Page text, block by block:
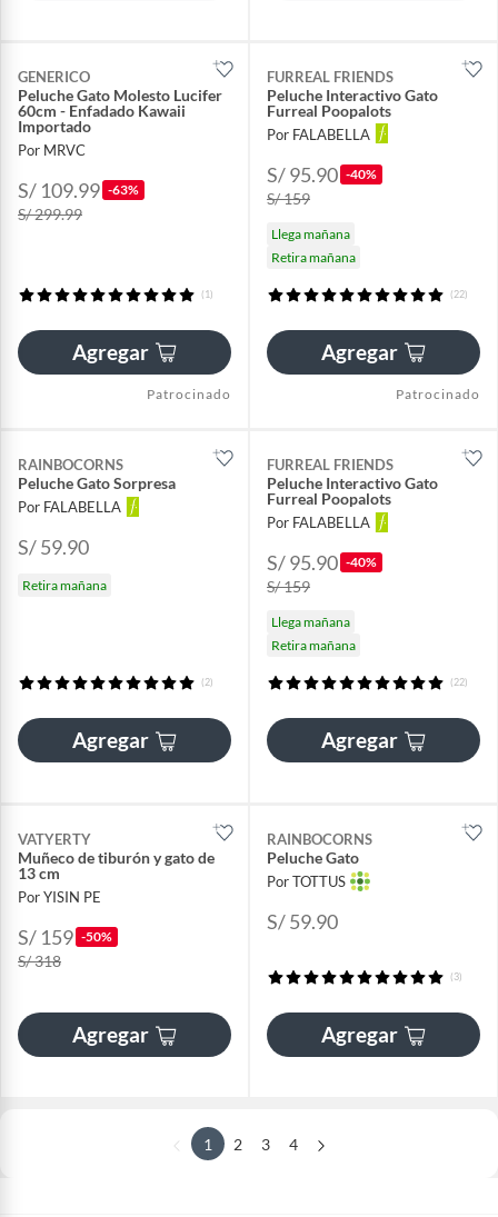
GENERICO
Peluche Gato Molesto Lucifer
60cm - Enfadado Kawaii
Importado
Por MRVC
S/ 109.99 -63%
S/ 299.99
(1)
Agregar
Patrocinado
FURREAL FRIENDS
Peluche Interactivo Gato
Furreal Poopalots
Por FALABELLA
S/ 95.90 -40%
S/ 159
Llega mañana
Retira mañana
(22)
Agregar
Patrocinado
RAINBOCORNS
Peluche Gato Sorpresa
Por FALABELLA
S/ 59.90
Retira mañana
(2)
Agregar
FURREAL FRIENDS
Peluche Interactivo Gato
Furreal Poopalots
Por FALABELLA
S/ 95.90 -40%
S/ 159
Llega mañana
Retira mañana
(22)
Agregar
VATYERTY
Muñeco de tiburón y gato de
13 cm
Por YISIN PE
S/ 159 -50%
S/ 318
Agregar
RAINBOCORNS
Peluche Gato
Por TOTTUS
S/ 59.90
(3)
Agregar
1 2 3 4